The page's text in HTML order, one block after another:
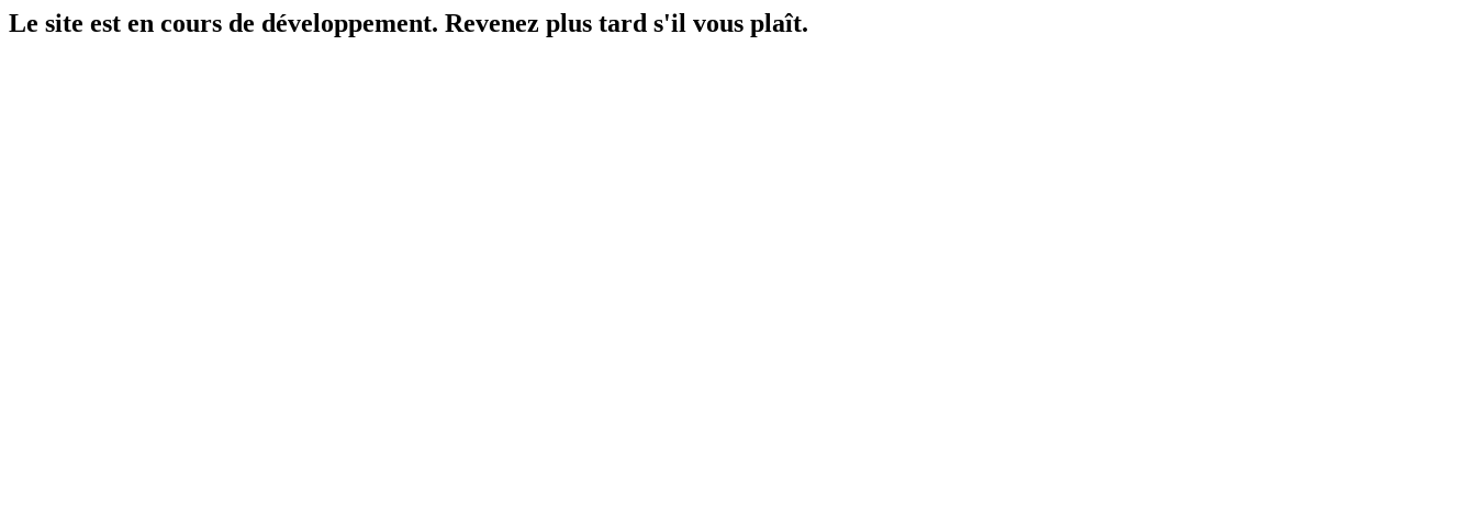
Le site est en cours de développement. Revenez plus tard s'il vous plaît.